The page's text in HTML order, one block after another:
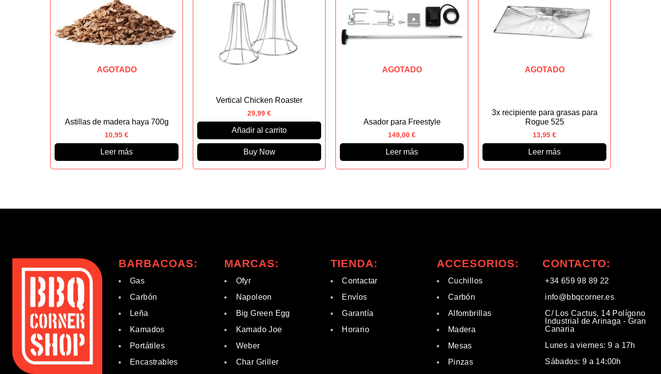
AGOTADO
Astillas de madera haya 700g
10,95 €
Leer más
Vertical Chicken Roaster
29,99 €
Añadir al carrito
Buy Now
AGOTADO
Asador para Freestyle
149,00 €
Leer más
AGOTADO
3x recipiente para grasas para
Rogue 525
13,95 €
Leer más
BARBACOAS:
Gas
Carbón
Leña
Kamados
Portátiles
Encastrables
MARCAS:
Ofyr
Napoleon
Big Green Egg
Kamado Joe
Weber
Char Griller
TIENDA:
Contactar
Envíos
Garantía
Horario
ACCESORIOS:
Cuchillos
Carbón
Alfombrillas
Madera
Mesas
Pinzas
CONTACTO:
+34 659 98 89 22
info@bbqcorner.es​
C/ Los Cactus, 14 Polígono
Industrial de Arinaga - Gran
Canaria
Lunes a viernes: 9 a 17h
Sábados: 9 a 14:00h